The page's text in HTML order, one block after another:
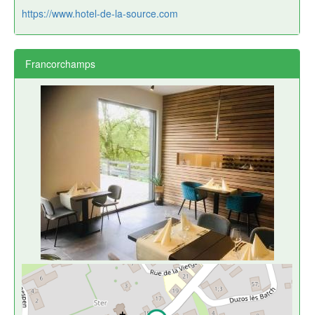
https://www.hotel-de-la-source.com
Francorchamps